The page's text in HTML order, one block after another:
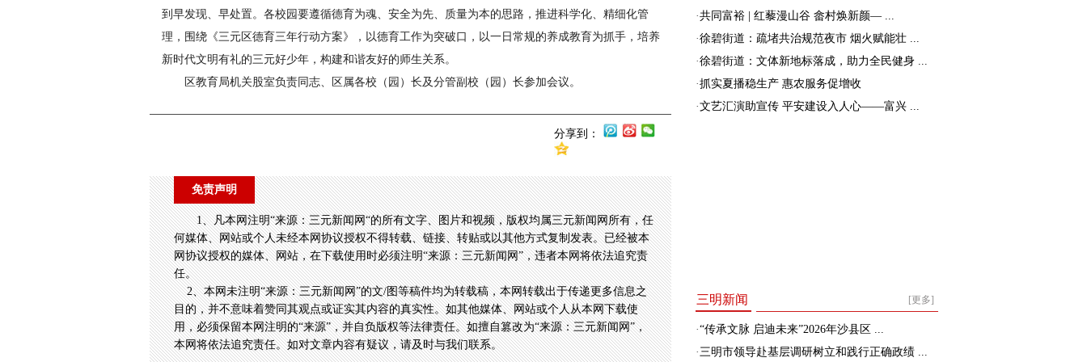
到早发现、早处置。各校园要遵循德育为魂、安全为先、质量为本的思路，推进科学化、精细化管
理，围绕《三元区德育三年行动方案》，以德育工作为突破口，以一日常规的养成教育为抓手，培养
新时代文明有礼的三元好少年，构建和谐友好的师生关系。
区教育局机关股室负责同志、区属各校（园）长及分管副校（园）长参加会议。
分享到：
免责声明
1、凡本网注明“来源：三元新闻网“的所有文字、图片和视频，版权均属三元新闻网所有，任
何媒体、网站或个人未经本网协议授权不得转载、链接、转贴或以其他方式复制发表。已经被本
网协议授权的媒体、网站，在下载使用时必须注明“来源：三元新闻网”，违者本网将依法追究责
任。
2、本网未注明“来源：三元新闻网”的文/图等稿件均为转载稿，本网转载出于传递更多信息之
目的，并不意味着赞同其观点或证实其内容的真实性。如其他媒体、网站或个人从本网下载使
用，必须保留本网注明的“来源”，并自负版权等法律责任。如擅自篡改为“来源：三元新闻网”，
本网将依法追究责任。如对文章内容有疑议，请及时与我们联系。
·共同富裕 | 红藜漫山谷 畲村焕新颜— ...
·徐碧街道：疏堵共治规范夜市 烟火赋能壮 ...
·徐碧街道：文体新地标落成，助力全民健身 ...
·抓实夏播稳生产 惠农服务促增收
·文艺汇演助宣传 平安建设入人心——富兴 ...
[更多]
三明新闻
·“传承文脉 启迪未来”2026年沙县区 ...
·三明市领导赴基层调研树立和践行正确政绩 ...